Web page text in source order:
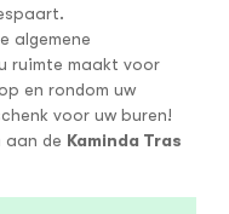
algemene
ruimte maakt voor
en rondom uw
voor uw buren!
aan de Kaminda Tras